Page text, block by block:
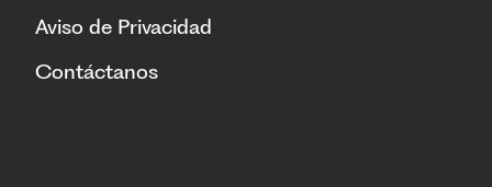
Aviso de Privacidad
Contáctanos